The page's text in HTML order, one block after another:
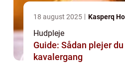
18 august 2025 Kasperq
Hudpleje
Guide: Sådan plejer
kavalergang